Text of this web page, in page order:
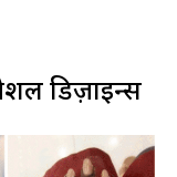
डिज़ाइन्स